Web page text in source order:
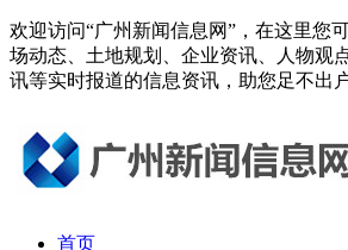
欢迎访问“广州新闻信息网”，在这里您
场动态、土地规划、企业资讯、人物观
讯等实时报道的信息资讯，助您足不出
首页